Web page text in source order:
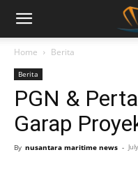
Home Berita
Berita
PGN &
Garap
By nusantara maritime news -